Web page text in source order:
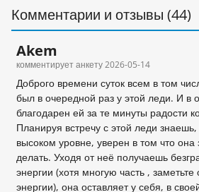
Комментарии и отзывы (44)
Akem
комментирует анкету2026-05-14
Доброго времени суток всем в том
был в очередной раз у этой леди. И в
благодарен ей за те минуты радости
Планируя встречу с этой леди
высоком уровне, уверен в том что она
делать. Уходя от неё получаешь
энергии (хотя многую часть , заметьте
энергии), она оставляет у себя, в